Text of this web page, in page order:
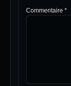
Commentaire *